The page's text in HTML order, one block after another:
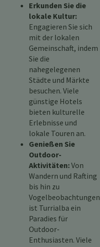
Erkunden Sie die
lokale Kultur:
Engagieren Sie sich
mit der lokalen
Gemeinschaft, indem
Sie die
nahegelegenen
Städte und Märkte
besuchen. Viele
günstige Hotels
bieten kulturelle
Erlebnisse und
lokale Touren an.
Genießen Sie
Outdoor-
Aktivitäten:Von
Wandern und Rafting
bis hin zu
Vogelbeobachtungen
ist Turrialba ein
Paradies für
Outdoor-
Enthusiasten. Viele